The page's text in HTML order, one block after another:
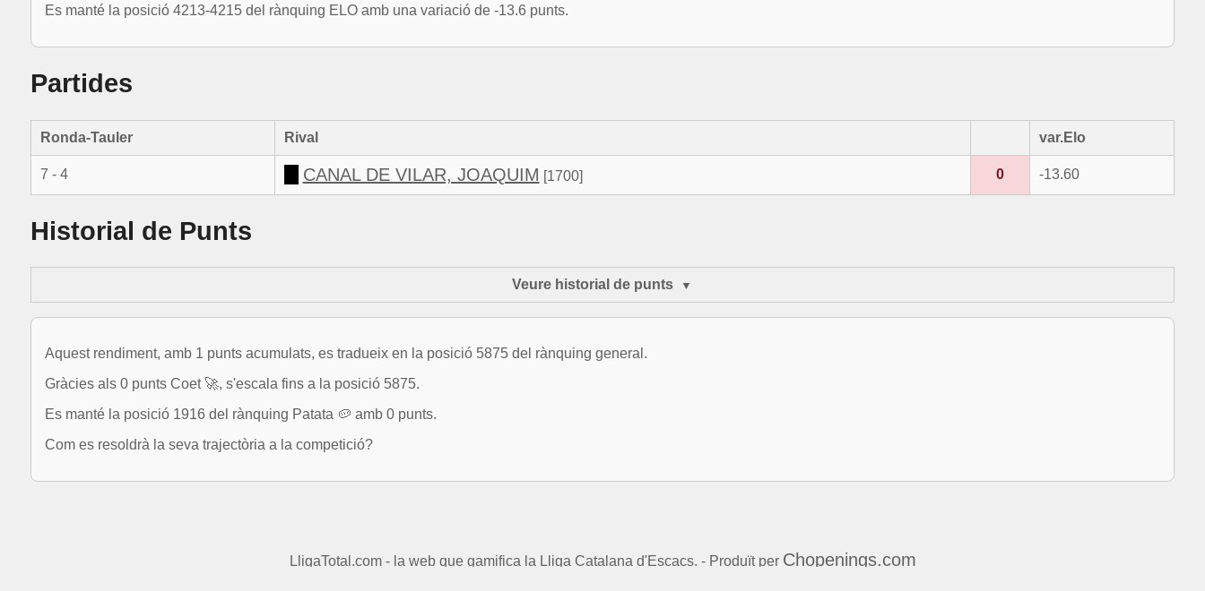
Es manté la posició 4213-4215 del rànquing ELO amb una variació de -13.6 punts.
Partides
Ronda-Tauler Rival var.Elo
7 - 4 CANAL DE VILAR, JOAQUIM [1700] 0 -13.60
Historial de Punts
Veure historial de punts
Aquest rendiment, amb 1 punts acumulats, es tradueix en la posició 5875 del rànquing general.
Gràcies als 0 punts Coet 🚀, s'escala fins a la posició 5875.
Es manté la posició 1916 del rànquing Patata 🥔 amb 0 punts.
Com es resoldrà la seva trajectòria a la competició?
LligaTotal.com - la web que gamifica la Lliga Catalana d'Escacs. - Produït per Chopenings.com